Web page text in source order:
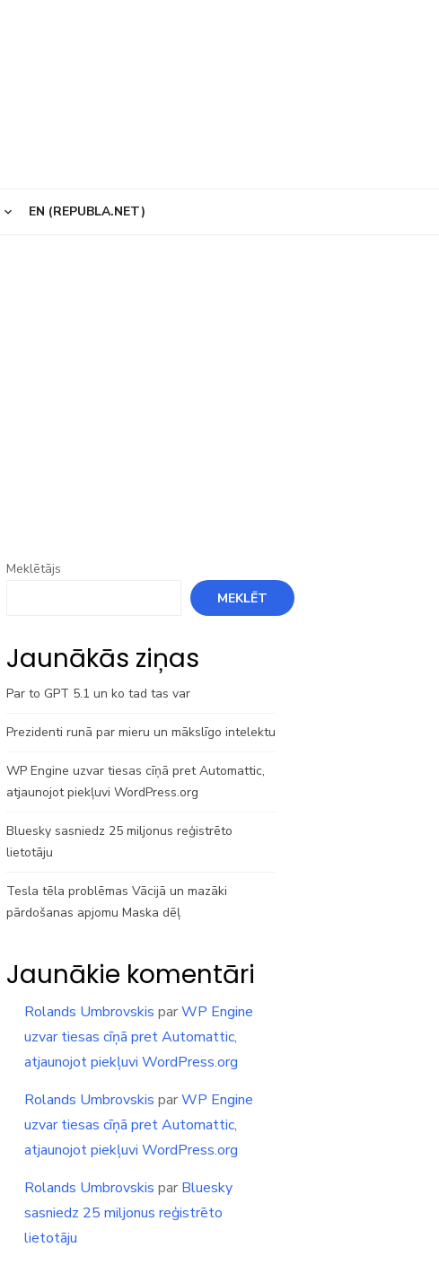
EN (REPUBLA.NET)
Meklētājs
MEKLĒT
Jaunākās ziņas
Par to GPT 5.1 un ko tad tas var
Prezidenti runā par mieru un mākslīgo intelektu
WP Engine uzvar tiesas cīņā pret Automattic,
atjaunojot piekļuvi WordPress.org
Bluesky sasniedz 25 miljonus reģistrēto
lietotāju
Tesla tēla problēmas Vācijā un mazāki
pārdošanas apjomu Maska dēļ
Jaunākie komentāri
Rolands Umbrovskis parWP Engine
uzvar tiesas cīņā pret Automattic,
atjaunojot piekļuvi WordPress.org
Rolands Umbrovskis parWP Engine
uzvar tiesas cīņā pret Automattic,
atjaunojot piekļuvi WordPress.org
Rolands Umbrovskis par Bluesky
sasniedz 25 miljonus reģistrēto
lietotāju